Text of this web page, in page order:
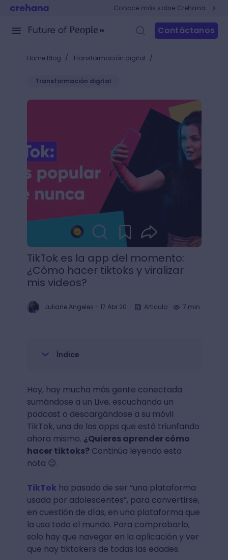
Conoce más sobre Crehana
Contáctanos
Home Blog / Transformación digital /
Transformación digital
TikTok es la app del momento: ¿Cómo hacer
TikTok es la app del momento:
¿Cómo hacer tiktoks y viralizar
mis videos?
Juliane Angeles - 17 Abr 20 Articulo 7 min.
Índice
Hoy, hay mucha más gente conectada
sumándose a un Live, escuchando un
podcast o descargándose a su móvil
TikTok, una de las apps que está triunfando
ahora mismo. ¿Quieres aprender cómo
hacer tiktoks?Continúa leyendo esta
nota 😉.
TikTok ha pasado de ser “una plataforma
usada por adolescentes”, para convertirse,
en cuestión de días, en una plataforma que
la usa todo el mundo. Para comprobarlo,
solo hay que navegar en la aplicación y ver
que hay tiktokers de todas las edades.